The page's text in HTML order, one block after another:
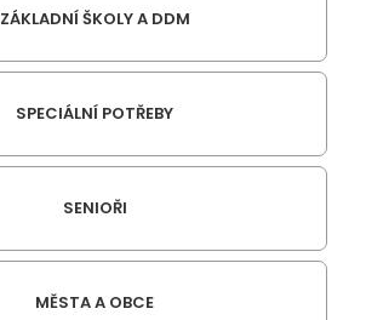
ZÁKLADNÍ ŠKOLY A DDM
SPECIÁLNÍ POTŘEBY
SENIOŘI
MĚSTA A OBCE